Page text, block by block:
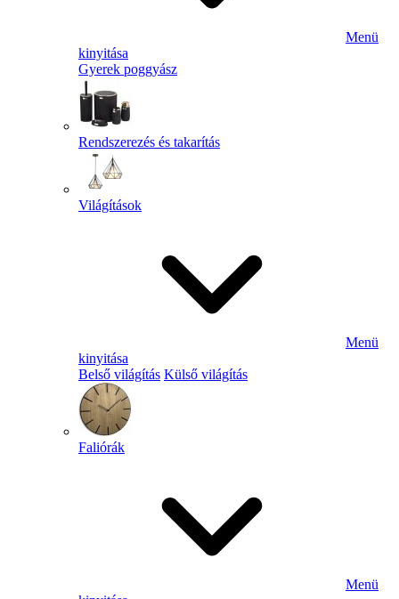
Menü
kinyitása
Gyerek poggyász
Rendszerezés és takarítás
Világítások
Menü
kinyitása
Belső világítás Külső világítás
Faliórák
Menü